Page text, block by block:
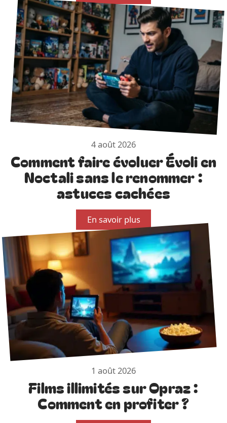
4 août 2026
Comment faire évoluer Évoli en
Noctali sans le renommer :
astuces cachées
En savoir plus
1 août 2026
Films illimités sur Opraz :
Comment en profiter ?